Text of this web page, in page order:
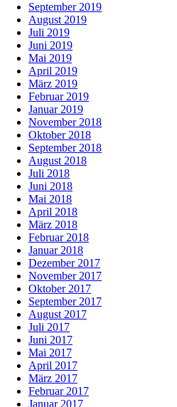
September 2019
August 2019
Juli 2019
Juni 2019
Mai 2019
April 2019
März 2019
Februar 2019
Januar 2019
November 2018
Oktober 2018
September 2018
August 2018
Juli 2018
Juni 2018
Mai 2018
April 2018
März 2018
Februar 2018
Januar 2018
Dezember 2017
November 2017
Oktober 2017
September 2017
August 2017
Juli 2017
Juni 2017
Mai 2017
April 2017
März 2017
Februar 2017
Januar 2017